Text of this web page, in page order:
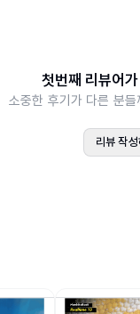
구축
우드 콘솔 접속하기
버 구성
대용량 영상 파일을
첫번째 리뷰어
소중한 후기가 다른 분
리뷰 작성